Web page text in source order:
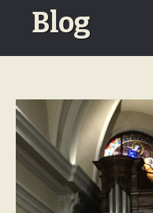
Blog